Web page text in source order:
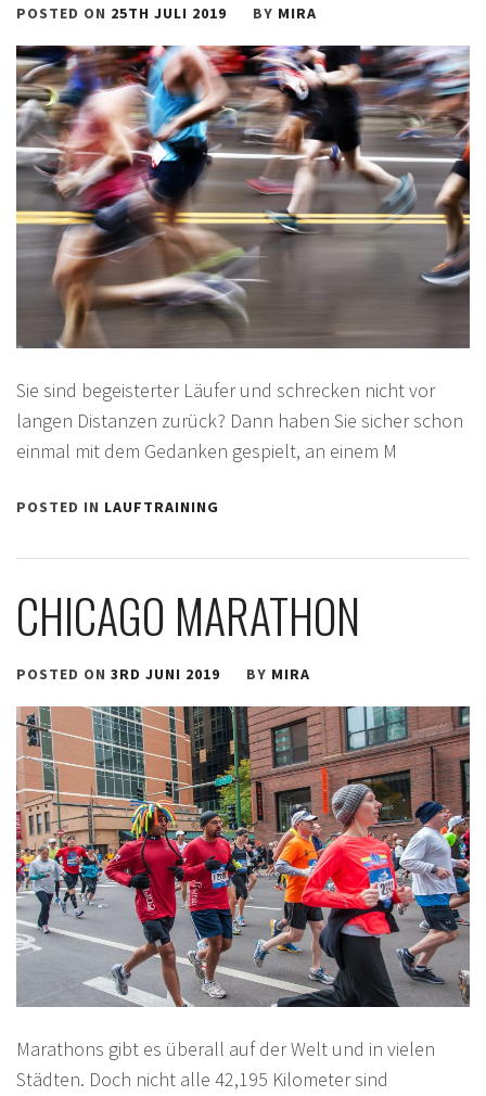
POSTED ON 25TH JULI 2019 BY MIRA
Sie sind begeisterter Läufer und schrecken nicht vor
langen Distanzen zurück? Dann haben Sie sicher schon
einmal mit dem Gedanken gespielt, an einem M
POSTED IN LAUFTRAINING
CHICAGO MARATHON
POSTED ON 3RD JUNI 2019 BY MIRA
Marathons gibt es überall auf der Welt und in vielen
Städten. Doch nicht alle 42,195 Kilometer sind